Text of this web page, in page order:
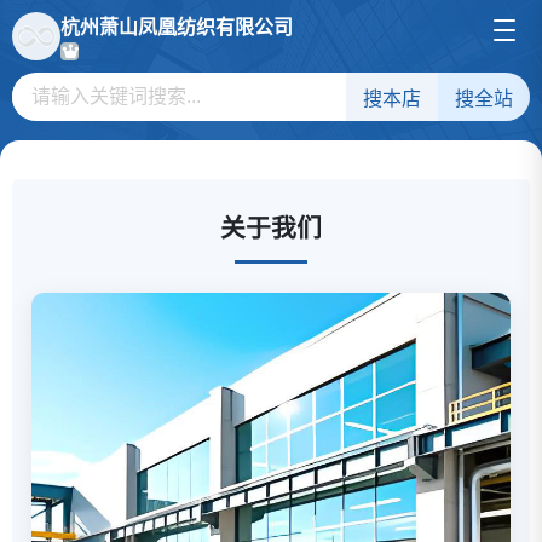
杭州萧山凤凰纺织有限公司
搜本店 搜全站
关于我们